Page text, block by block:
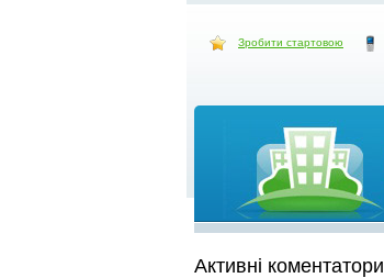
Зробити стартовою
Активні коментатори